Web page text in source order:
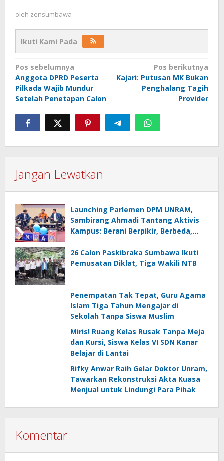
oleh zensumbawa
Ikuti Kami Pada
Navigasi
pos
Pos sebelumnya
Anggota DPRD Peserta
Pilkada Wajib Mundur
Setelah Penetapan Calon
Pos berikutnya
Kajari: Putusan MK Bukan
Penghalang Tagih
Provider
Jangan Lewatkan
Launching Parlemen DPM UNRAM,
Sambirang Ahmadi Tantang Aktivis
Kampus: Berani Berpikir, Berbeda,
26 Calon Paskibraka Sumbawa Ikuti
Pemusatan Diklat, Tiga Wakili NTB
Penempatan Tak Tepat, Guru Agama
Islam Tiga Tahun Mengajar di
Sekolah Tanpa Siswa Muslim
Miris! Ruang Kelas Rusak Tanpa Meja
dan Kursi, Siswa Kelas VI SDN Kanar
Belajar di Lantai
Rifky Anwar Raih Gelar Doktor Unram,
Tawarkan Rekonstruksi Akta Kuasa
Menjual untuk Lindungi Para Pihak
Komentar